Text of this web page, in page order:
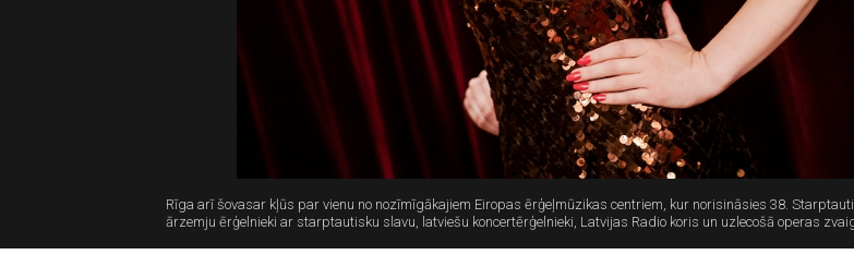
Rīga arī šovasar kļūs par vienu no nozīmīgākajiem Eiropas ērģeļmūzikas centriem, kur norisināsies 38.
ārzemju ērģelnieki ar starptautisku slavu, latviešu koncertērģelnieki, Latvijas Radio koris un uzlecošā operas